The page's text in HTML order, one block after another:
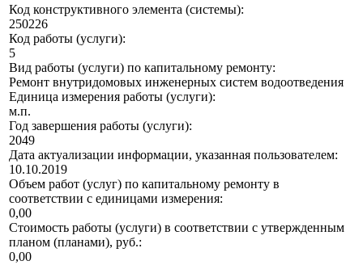
Код конструктивного элемента (системы):
250226
Код работы (услуги):
5
Вид работы (услуги) по капитальному ремонту:
Ремонт внутридомовых инженерных систем водоотведения
Единица измерения работы (услуги):
м.п.
Год завершения работы (услуги):
2049
Дата актуализации информации, указанная пользователем:
10.10.2019
Объем работ (услуг) по капитальному ремонту в
соответствии с единицами измерения:
0,00
Стоимость работы (услуги) в соответствии с утвержденным
планом (планами), руб.:
0,00